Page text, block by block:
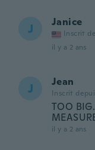
J Janice
Inscrit
il y a 2 ans
J Jean
Inscrit
TOO
il y a 2 ans